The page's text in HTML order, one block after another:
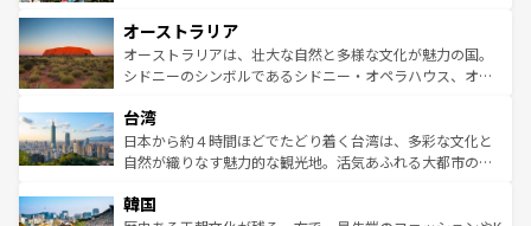
部のニューオーリンズでは、音楽と美食が融合した独特の
文化が魅力。旅行者はアメリカの各地域で異なる魅力を楽
しみながら、その多様性と豊かな歴史を感じることができ
ならではの贅沢な旅のスタイルだ。 なお、新着のアメリカ
情報はコンテンツ一覧を参照してほしい。
ワイ島は見逃せない。また、定番の観光地といえばオアフ
島だが、静かな自然を求めるならマウイ島やカウアイ島が
おすすめ。エメラルドグリーンに輝く海をはじめ、豊かな
れるおもてなしの心で訪れる人々を迎えてくれるハワイの
人々、おいしいローカルフードやハワイアンミュージッ
ク、伝統的なフラダンスなど、すべてがハワイの魅力を彩
ワイを、存分に味わってほしい。 なお、新着のハワイ情報
オーストラリア
オーストラリアは、壮大な自然と多様な文化が魅力の国。
シドニーのシンボルであるシドニー・オペラハウス、オー
リアリーフや大陸中央部にそびえるウルル（エアーズロッ
ク）、タスマニアの美しい原生林やケアンズの熱帯雨林な
ど、見どころがたくさん。また、カフェやワイン、オージ
いる。アクティビティも充実しており、サーフィンやダイ
台湾
日本から約４時間ほどでたどり着く台湾は、多彩な文化と
自然が織りなす魅力的な観光地。活気あふれる大都市の台
ン）、静ひつな山岳地帯である台湾東部など、都市の喧騒
韓国